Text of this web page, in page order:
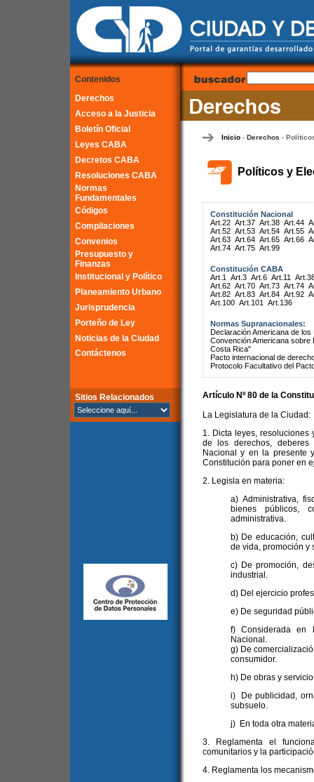
Contenidos
Derechos
Acceso a la Justicia
Boletín Oficial
Leyes CABA
Decretos CABA
Resoluciones CABA
Normas
Fundamentales
Códigos
Compilaciones
Convenios
Presupuesto y
Finanzas
Institucional y Político
Planeamiento Urbano
Jurisprudencia
Porteño de Ley
Noticias de la Ciudad
Contáctenos
Sitios Relacionados
Inicio- Derechos -
Políticos y
Constitución Nacional
Art.22 Art.37 Art.38 Art.44
Art.52 Art.53 Art.54 Art.55
Art.63 Art.64 Art.65 Art.66
Art.74 Art.75 Art.99
Constitución CABA
Art.1
Art.3 Art.6 Art.11
Art.62 Art.70 Art.73 Art.74
Art.82 Art.83 Art.84 Art.92
Art.100 Art.101 Art.136
Normas Supranacionales:
Declaración Americana de
Convención Americana
Costa Rica"
Pacto internacional de
Protocolo Facultativo del
Artículo Nº 80 de la
La Legislatura de la Ciudad:
1. Dicta leyes,
de los derechos,
Nacional y en la presente
Constitución para poner en
2. Legisla en materia:
a) Administrativa,
bienes públicos,
administrativa.
b) De educación,
de vida, promoción y
c) De promoción,
industrial.
d) Del ejercicio
e) De seguridad
f) Considerada en
Nacional.
g) De
consumidor.
h) De obras y
i) De publicidad,
subsuelo.
j) En toda otra
3. Reglamenta el
comunitarios y la
4. Reglamenta los